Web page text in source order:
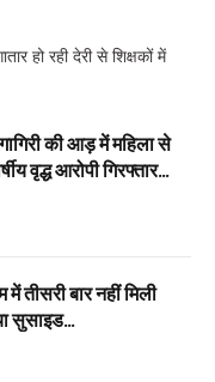
हो रही देरी से शिक्षकों में
की आड़ में महिला से
वृद्ध आरोपी गिरफ्तार…
तीसरी बार नहीं मिली
सुसाइड…